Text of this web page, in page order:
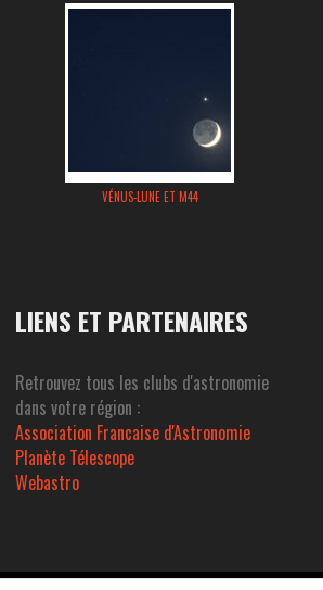
VÉNUS-LUNE ET M44
LIENS ET PARTENAIRES
Retrouvez tous les clubs d'astronomie
dans votre région :
Association Francaise d'Astronomie
Planète Télescope
Webastro